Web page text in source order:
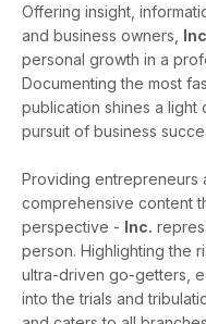
Offering insight,
and business owners,
personal growth in a
Documenting the most
publication shines a light
pursuit of business
Providing entrepreneurs
comprehensive content
perspective - Inc.
person. Highlighting the
ultra-driven go-getters,
into the trials and